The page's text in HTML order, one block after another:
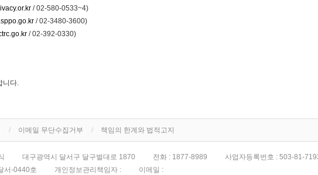
/ 02-580-0533~4)
/ 02-3480-3600)
/ 02-392-0330)
니다.
이메일 무단수집거부 책임의 한계와 법적고지
대구광역시 달서구 달구벌대로 1870 전화 : 1877-8989 사업자등록번호 : 503-81-
서-0440호 개인정보관리책임자 : 이메일 :